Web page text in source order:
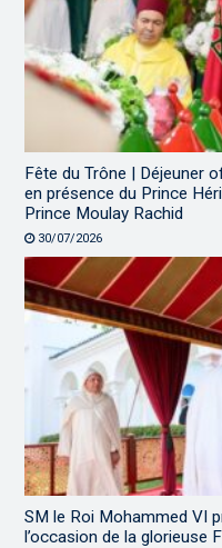
Fête du Trône | Déjeuner
en présence du Prince
Prince Moulay Rachid
30/07/2026
SM le Roi Mohammed VI
l’occasion de la glorieuse